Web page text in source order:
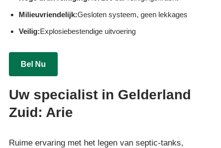
Milieuvriendelijk:Gesloten systeem, geen lekkages
Veilig:Explosiebestendige uitvoering
Bel Nu
Uw specialist in Gelderland
Zuid: Arie
Ruime ervaring met het legen van septic-tanks,